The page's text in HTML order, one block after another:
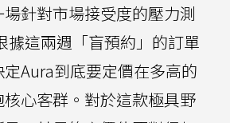
針對市場接受度的壓力測
據這兩週「盲預約」的訂單
Aura到底要定價在多高的
心客群。對於這款極具野